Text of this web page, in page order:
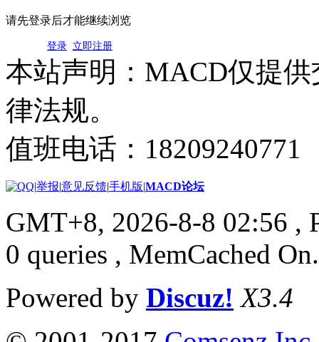
请先登录后才能继续浏览
登录 立即注册
本站声明：MACD仅提
律法规。
值班电话：
|举报|意见反馈|手机版|MACD论坛
GMT+8, 2026-8-8 02:56 ,
0 queries , MemCached On.
Powered by Discuz! X3.4